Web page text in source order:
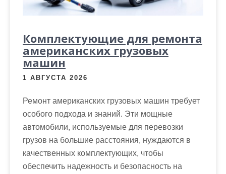
Комплектующие для ремонта
американских грузовых
машин
1 АВГУСТА 2026
Ремонт американских грузовых машин требует
особого подхода и знаний. Эти мощные
автомобили, используемые для перевозки
грузов на большие расстояния, нуждаются в
качественных комплектующих, чтобы
обеспечить надежность и безопасность на